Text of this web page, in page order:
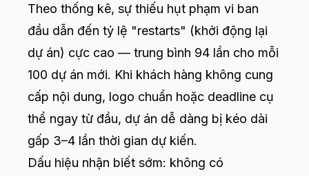
Theo thống kê, sự thiếu hụt phạm vi ban
đầu dẫn đến tỷ lệ "restarts" (khởi động lại
dự án) cực cao — trung bình 94 lần cho mỗi
100 dự án mới. Khi khách hàng không cung
cấp nội dung, logo chuẩn hoặc deadline cụ
thể ngay từ đầu, dự án dễ dàng bị kéo dài
gấp 3–4 lần thời gian dự kiến.
Dấu hiệu nhận biết sớm: không có